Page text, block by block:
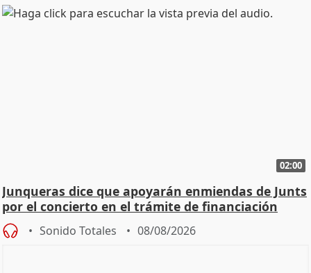
02:00
Junqueras dice que apoyarán enmiendas de Junts
por el concierto en el trámite de financiación
Sonido Totales 08/08/2026